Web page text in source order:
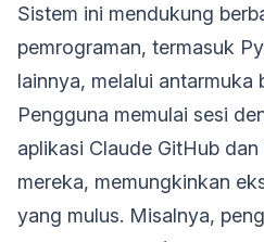
Sistem ini mendukung
pemrograman, termasuk
lainnya, melalui antarmuka
Pengguna memulai sesi
aplikasi Claude GitHub
mereka, memungkinkan
yang mulus. Misalnya,